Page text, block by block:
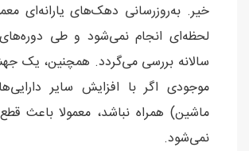
خیر. به‌روزرسانی دهک‌های یارانه‌ای
لحظه‌ای انجام نمی‌شود و طی
سالانه بررسی می‌گردد. همچنین، یک
موجودی اگر با افزایش سایر
ماشین) همراه نباشد، معمولا باعث
نمی‌شود.